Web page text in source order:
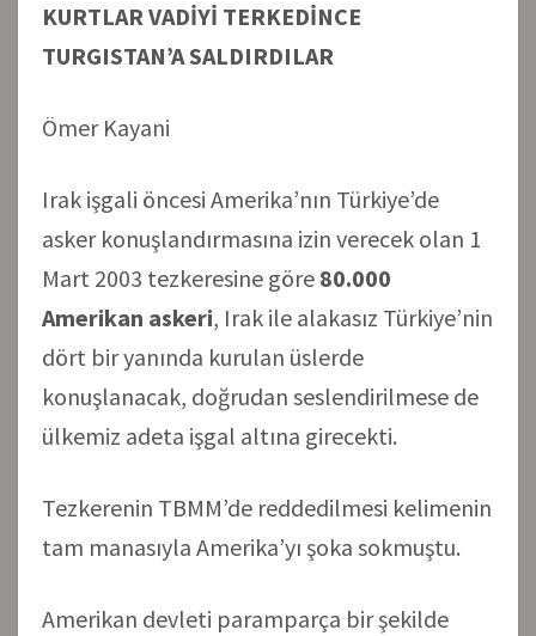
KURTLAR VADİYİ TERKEDİNCE
TURGISTAN’A SALDIRDILAR
Ömer Kayani
Irak işgali öncesi Amerika’nın Türkiye’de
asker konuşlandırmasına izin verecek olan 1
Mart 2003 tezkeresine göre 80.000
Amerikan askeri, Irak ile alakasız Türkiye’nin
dört bir yanında kurulan üslerde
konuşlanacak, doğrudan seslendirilmese de
ülkemiz adeta işgal altına girecekti.
Tezkerenin TBMM’de reddedilmesi kelimenin
tam manasıyla Amerika’yı şoka sokmuştu.
Amerikan devleti paramparça bir şekilde